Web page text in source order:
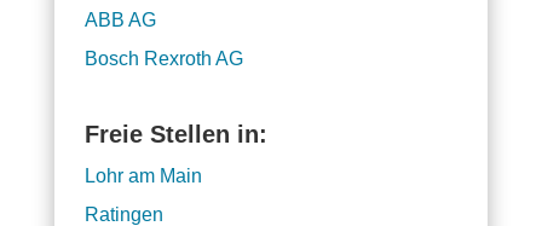
ABB AG
Bosch Rexroth AG
Freie Stellen in:
Lohr am Main
Ratingen